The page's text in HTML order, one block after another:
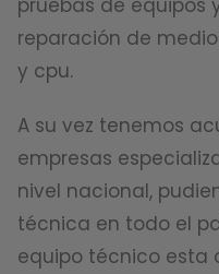
reparación de
y cpu.
A su vez tenemos
empresas
nivel nacional,
técnica en todo el
equipo técnico esta